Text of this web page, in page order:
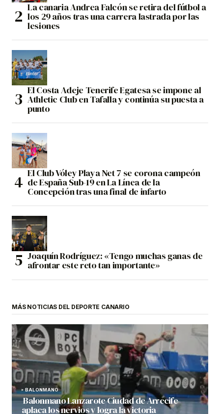
La canaria Andrea Falcón se retira del fútbol a
los 29 años tras una carrera lastrada por las
lesiones
El Costa Adeje Tenerife Egatesa se impone al
Athletic Club en Tafalla y continúa su puesta a
punto
El Club Vóley Playa Net 7 se corona campeón
de España Sub-19 en La Línea de la
Concepción tras una final de infarto
Joaquín Rodríguez: «Tengo muchas ganas de
afrontar este reto tan importante»
MÁS NOTICIAS DEL DEPORTE CANARIO
BALONMANO
Balonmano Lanzarote Ciudad de Arrecife
aplaca los nervios y logra la victoria